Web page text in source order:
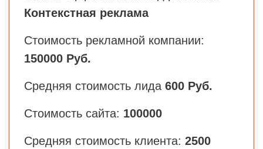
Контекстная реклама
Стоимость рекламной компании:
150000 Руб.
Средняя стоимость лида 600 Руб.
Стоимость сайта: 100000
Средняя стоимость клиента: 2500